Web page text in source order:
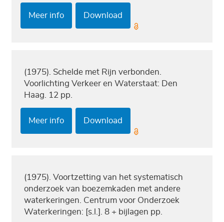
Meer info Download
(1975). Schelde met Rijn verbonden.
Voorlichting Verkeer en Waterstaat: Den
Haag. 12 pp.
Meer info Download
(1975). Voortzetting van het systematisch
onderzoek van boezemkaden met andere
waterkeringen. Centrum voor Onderzoek
Waterkeringen: [s.l.]. 8 + bijlagen pp.